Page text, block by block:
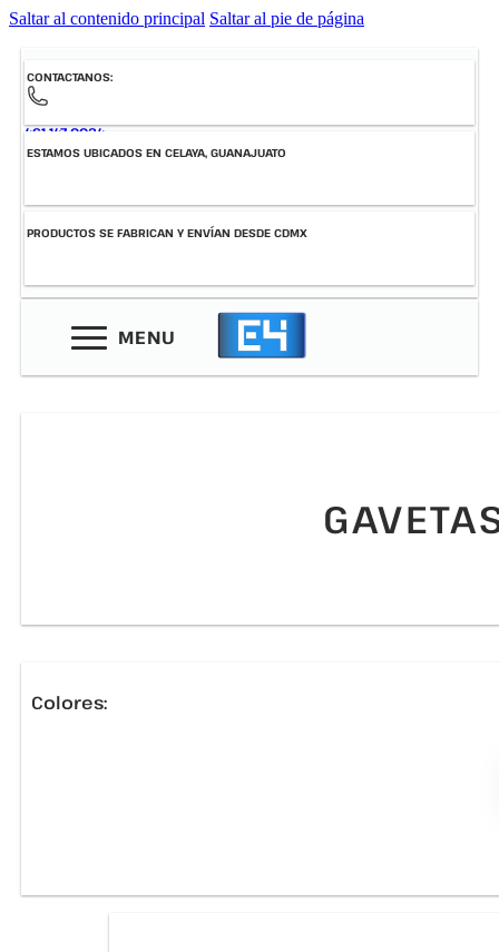
Saltar al contenido principal Saltar al pie de página
CONTACTANOS:
461-147-0034
ESTAMOS UBICADOS EN CELAYA, GUANAJUATO
PRODUCTOS SE FABRICAN Y ENVÍAN DESDE CDMX
MENU
Colores: